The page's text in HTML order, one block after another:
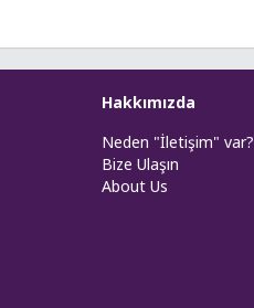
Hakkımızda
Neden "İletişim" var?
Bize Ulaşın
About Us